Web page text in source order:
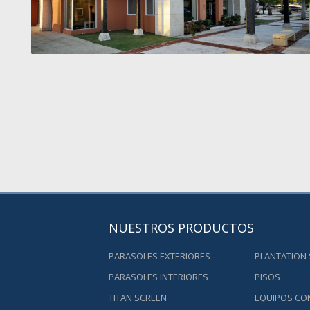
NUESTROS PRODUCTOS
PARASOLES EXTERIORES
PARASOLES INTERIORES
TITAN SCREEN
PLANTATION
PISOS
EQUIPOS